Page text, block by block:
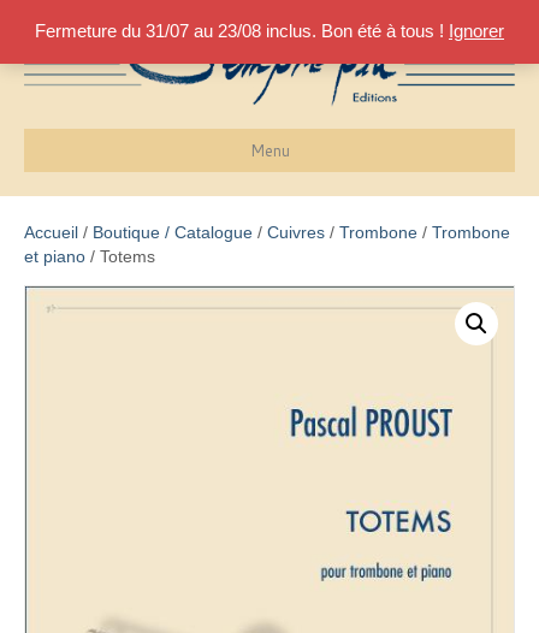
Fermeture du 31/07 au 23/08 inclus. Bon été à tous ! Ignorer
Menu
Accueil / Boutique / Catalogue / Cuivres / Trombone / Trombone
et piano / Totems